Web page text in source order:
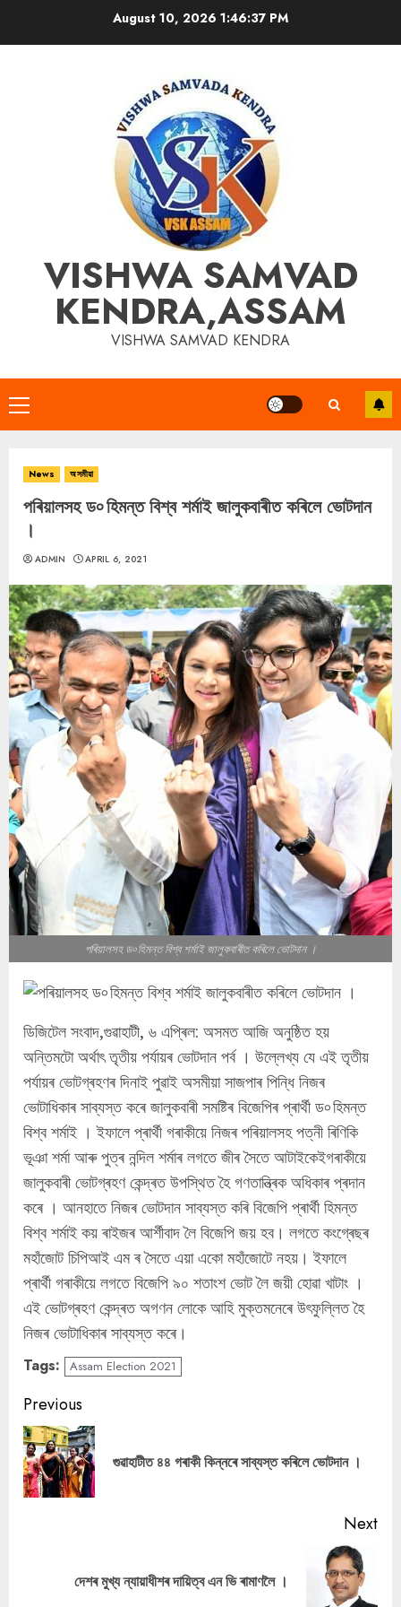
August 10, 2026 1:46:37 PM
VISHWA SAMVAD
KENDRA,ASSAM
VISHWA SAMVAD KENDRA
Primary
Menu
News অসমীয়া
পৰিয়ালসহ ড৹ হিমন্ত বিশ্ব শৰ্মাই জালুকবাৰীত কৰিলে ভোটদান
।
ADMIN APRIL 6, 2021
পৰিয়ালসহ ড৹ হিমন্ত বিশ্ব শৰ্মাই জালুকবাৰীত কৰিলে ভোটদান ।
ডিজিটেল সংবাদ,গুৱাহাটী, ৬ এপ্ৰিল: অসমত আজি অনুষ্ঠিত হয়
অন্তিমটো অৰ্থাৎ তৃতীয় পৰ্যায়ৰ ভোটদান পৰ্ব । উল্লেখ্য যে এই তৃতীয়
পৰ্যায়ৰ ভোটগ্ৰহণৰ দিনাই পুৱাই অসমীয়া সাজপাৰ পিন্ধি নিজৰ
ভোটাধিকাৰ সাব্যস্ত কৰে জালুকবাৰী সমষ্টিৰ বিজেপিৰ প্ৰাৰ্থী ড৹ হিমন্ত
বিশ্ব শৰ্মাই । ইফালে প্ৰাৰ্থী গৰাকীয়ে নিজৰ পৰিয়ালসহ পত্নী ৰিণিকি
ভূঞা শৰ্মা আৰু পুত্ৰ নন্দিল শৰ্মাৰ লগতে জীৰ সৈতে আটাইকেইগৰাকীয়ে
জালুকবাৰী ভোটগ্ৰহণ কেন্দ্ৰত উপস্থিত হৈ গণতান্ত্ৰিক অধিকাৰ প্ৰদান
কৰে । আনহাতে নিজৰ ভোটদান সাব্যস্ত কৰি বিজেপি প্ৰাৰ্থী হিমন্ত
বিশ্ব শৰ্মাই কয় ৰাইজৰ আৰ্শীবাদ লৈ বিজেপি জয় হব। লগতে কংগ্ৰেছৰ
মহাঁজোট চিপিআই এম ৰ সৈতে এয়া একো মহাঁজোটে নহয়। ইফালে
প্ৰাৰ্থী গৰাকীয়ে লগতে বিজেপি ৯০ শতাংশ ভোট লৈ জয়ী হোৱা খাটাং ।
এই ভোটগ্ৰহণ কেন্দ্ৰত অগণন লোকে আহি মুক্তমনেৰে উৎফুল্লিত হৈ
নিজৰ ভোটাধিকাৰ সাব্যস্ত কৰে।
Tags: Assam Election 2021
Continue
Reading
Previous
গুৱাহাটীত ৪৪ গৰাকী কিন্নৰে সাব্যস্ত কৰিলে ভোটদান ।
Next
দেশৰ মুখ্য ন্যায়াধীশৰ দায়িত্ব এন ভি ৰামাণলৈ ।